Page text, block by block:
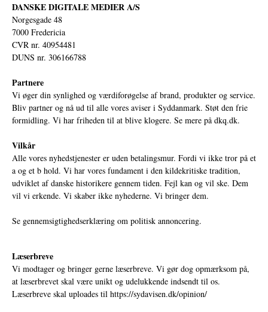
DANSKE DIGITALE MEDIER A/S
Norgesgade 48
7000 Fredericia
CVR nr. 40954481
DUNS nr. 306166788
Partnere
Vi øger din synlighed og værdiforøgelse af brand, produkter og service.
Bliv partner og nå ud til alle vores aviser i Syddanmark. Støt den frie
formidling. Vi har friheden til at blive klogere. Se mere på dkq.dk.
Vilkår
Alle vores nyhedstjenester er uden betalingsmur. Fordi vi ikke tror på et
a og et b hold. Vi har vores fundament i den kildekritiske tradition,
udviklet af danske historikere gennem tiden. Fejl kan og vil ske. Dem
vil vi erkende. Vi skaber ikke nyhederne. Vi bringer dem.
Se gennemsigtighedserklæring om politisk annoncering.
Læserbreve
Vi modtager og bringer gerne læserbreve. Vi gør dog opmærksom på,
at læserbrevet skal være unikt og udelukkende indsendt til os.
Læserbreve skal uploades til https://sydavisen.dk/opinion/